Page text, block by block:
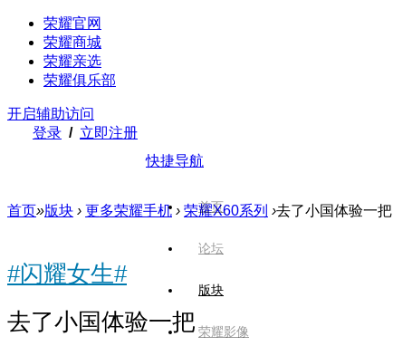
荣耀官网
荣耀商城
荣耀亲选
荣耀俱乐部
开启辅助访问
登录 / 立即注册
快捷导航
首页
论坛
版块
荣耀影像
首页»版块 › 更多荣耀手机 › 荣耀X60系列 ›去了小国体验一把
#闪耀女生#
去了小国体验一把